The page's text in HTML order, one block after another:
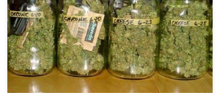
wysuszeniu, to chlorofil, którego palacze nie chcą w swoim ziole,
rozkłada się przy pomocy mikroorganizmów. Niepsychoaktywny
kwas THCA staje się podczas tego procesu psychoaktywnym
THC. Proces ten zajmuje dużo czasu, ale zdecydowanie się
opłaca. Fermentacja marihuany w słoiku wcale nie jest też taka
trudna. Smak i zapach fermentowanej marihuany ulegają zmianie
i nie […]